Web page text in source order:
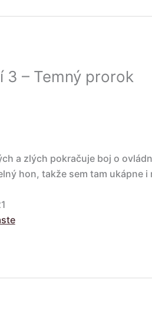
3 – Temný prorok
a zlých pokračuje boj o
hon, takže sem tam ukápne i